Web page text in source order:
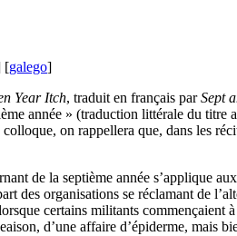
[galego]
Year Itch, traduit en français parSept
année » (traduction littérale du
on rappellera que, dans les
de la septième année s’applique
des organisations se réclamant de
certains militants commençaient
d’une affaire d’épiderme,